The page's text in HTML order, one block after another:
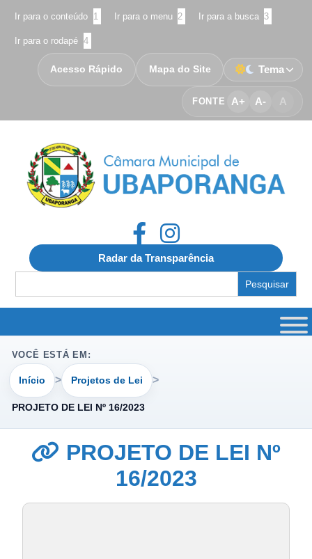
Ir para o conteúdo 1 Ir para o menu 2 Ir para a busca 3
Ir para o rodapé 4
FONTE A+ A- A
Acesso Rápido Mapa do Site Tema
Radar da Transparência
for:
VOCÊ ESTÁ EM:
Início Projetos de Lei
PROJETO DE LEI Nº 16/2023
PROJETO DE LEI Nº
16/2023